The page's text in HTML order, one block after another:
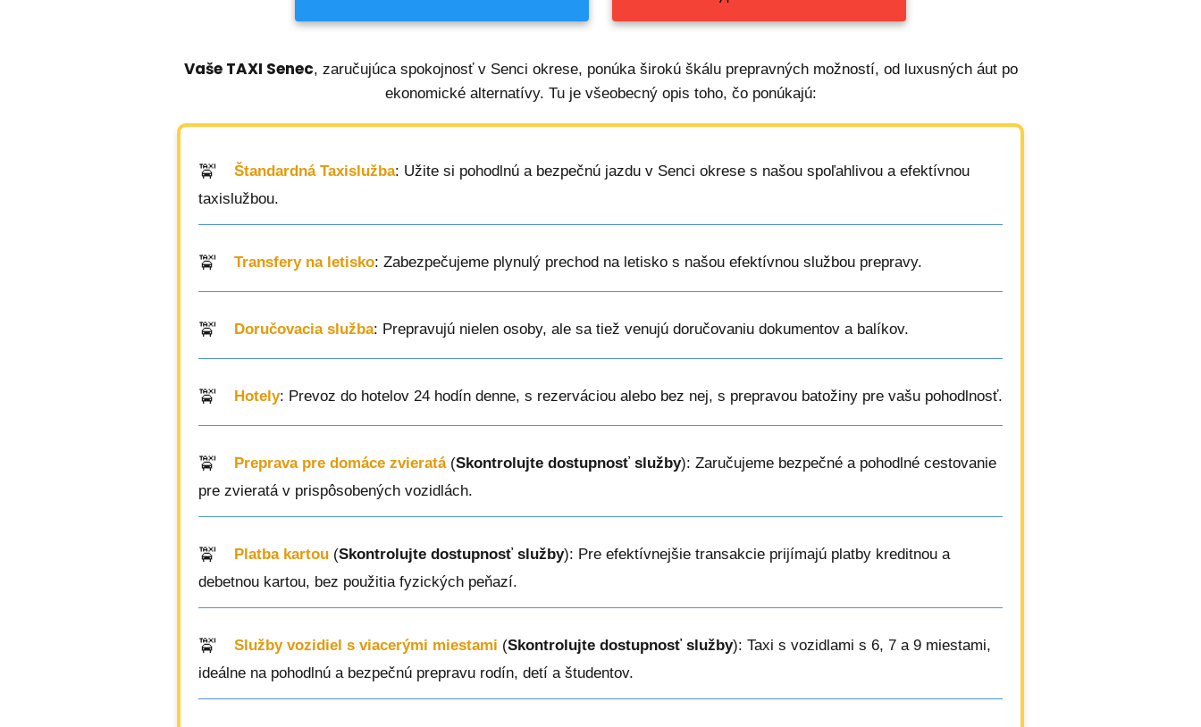
Vaše TAXI Senec, zaručujúca spokojnosť v Senci okrese, ponúka širokú škálu prepravných možností, od luxusných áut po
ekonomické alternatívy. Tu je všeobecný opis toho, čo ponúkajú:
Štandardná Taxislužba: Užite si pohodlnú a bezpečnú jazdu v Senci okrese s našou spoľahlivou a efektívnou
taxislužbou.
Transfery na letisko: Zabezpečujeme plynulý prechod na letisko s našou efektívnou službou prepravy.
Doručovacia služba: Prepravujú nielen osoby, ale sa tiež venujú doručovaniu dokumentov a balíkov.
Hotely: Prevoz do hotelov 24 hodín denne, s rezerváciou alebo bez nej, s prepravou batožiny pre vašu pohodlnosť.
Preprava pre domáce zvieratá(Skontrolujte dostupnosť služby): Zaručujeme bezpečné a pohodlné cestovanie
pre zvieratá v prispôsobených vozidlách.
Platba kartou (Skontrolujte dostupnosť služby): Pre efektívnejšie transakcie prijímajú platby kreditnou a
debetnou kartou, bez použitia fyzických peňazí.
Služby vozidiel s viacerými miestami (Skontrolujte dostupnosť služby): Taxi s vozidlami s 6, 7 a 9 miestami,
ideálne na pohodlnú a bezpečnú prepravu rodín, detí a študentov.